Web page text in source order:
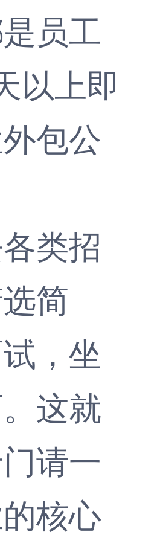
员工
以上即
包公
类招
简
，坐
这就
请一
核心